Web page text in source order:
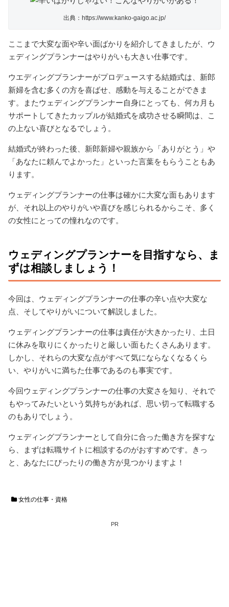
出典：https://www.kanko-gaigo.ac.jp/
ここまで大変な面や辛い面ばかりを紹介してきましたが、ウ
ェディングプランナーはやりがいも大きい仕事です。
ウエディングプランナーがプロデュースする結婚式は、新郎
新婦を含む多くの方を喜ばせ、感動を与えることができま
す。またウェディングプランナー自身にとっても、何カ月も
サポートしてきたカップルが結婚式を成功させる瞬間は、こ
の上ない喜びとなるでしょう。
結婚式が終わった後、新郎新婦や親族から「ありがとう」や
「あなたに頼んでよかった」といった言葉をもらうこともあ
ります。
ウェディングプランナーの仕事は確かに大変な面もあります
が、それ以上のやりがいや喜びを感じられるからこそ、多く
の女性にとっての憧れなのです。
ウェディングプランナーを目指すなら、ま
ずは相談しましょう！
今回は、ウェディングプランナーの仕事の辛い点や大変な
点、そしてやりがいについて解説しました。
ウェディングプランナーの仕事は責任が大きかったり、土日
に休みを取りにくかったりと厳しい面もたくさんあります。
しかし、それらの大変な点がすべて気にならなくなるくら
い、やりがいに満ちた仕事であるのも事実です。
今回ウェディングプランナーの仕事の大変さを知り、それで
もやってみたいという気持ちがあれば、思い切って転職する
のもありでしょう。
ウェディングプランナーとして自分に合った働き方を探すな
ら、まずは転職サイトに相談するのがおすすめです。きっ
と、あなたにぴったりの働き方が見つかりますよ！
女性の仕事・資格
PR